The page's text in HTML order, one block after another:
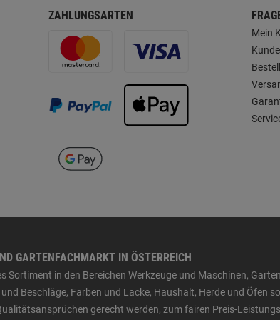
ZAHLUNGSARTEN
Mein
GARTENFACHMARKT IN ÖSTERREICH
Sortiment in den Bereichen Werkzeuge und Maschinen,
Beschläge, Farben und Lacke, Haushalt, Herde und Öfen
gerecht werden, zum fairen Preis-